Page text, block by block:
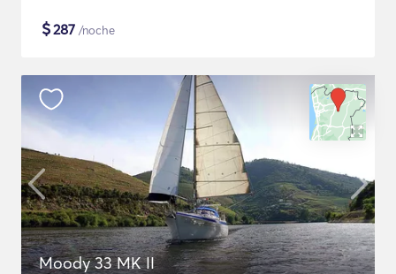
$287 /noche
Moody 33 MK II